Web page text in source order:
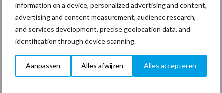
information on a device, personalized advertising and content,
advertising and content measurement, audience research,
and services development, precise geolocation data, and
identification through device scanning.
Aanpassen Alles afwijzen Alles accepteren
29 dec
Freddy van de Ridder Cleaners:
“Glazenwassen zit in m’n bloed,
maar innoveren is mijn toekomst”
24 dec
Friendship Sports Centre maakt
vrienden voor het leven